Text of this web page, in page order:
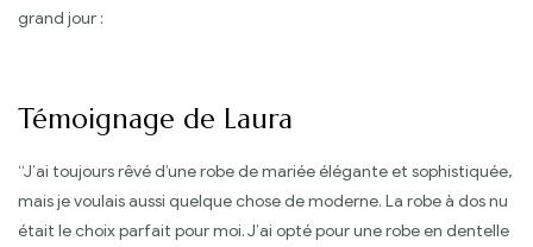
grand jour :
Témoignage de Laura
“J’ai toujours rêvé d’une robe de mariée élégante et sophistiquée,
mais je voulais aussi quelque chose de moderne. La robe à dos nu
était le choix parfait pour moi. J’ai opté pour une robe en dentelle